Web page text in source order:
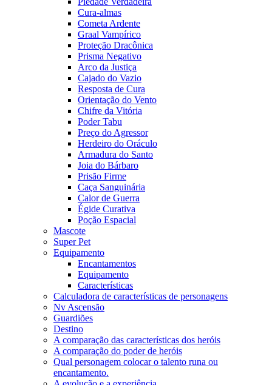
Cura-almas
Cometa Ardente
Graal Vampírico
Proteção Dracônica
Prisma Negativo
Arco da Justiça
Cajado do Vazio
Resposta de Cura
Orientação do Vento
Chifre da Vitória
Poder Tabu
Preço do Agressor
Herdeiro do Oráculo
Armadura do Santo
Joia do Bárbaro
Prisão Firme
Caça Sanguinária
Calor de Guerra
Égide Curativa
Poção Espacial
Mascote
Super Pet
Equipamento
Encantamentos
Equipamento
Características
Calculadora de características de personagens
Nv Ascensão
Guardiões
Destino
A comparação das características dos heróis
A comparação do poder de heróis
Qual personagem colocar o talento runa ou
encantamento.